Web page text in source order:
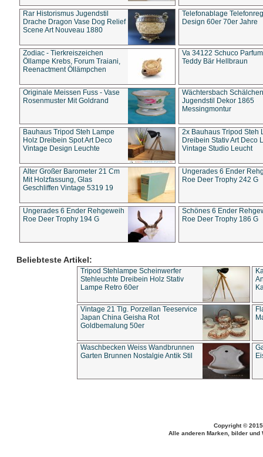
Rar Historismus Jugendstil
Drache Dragon Vase Dog Relief
Scene Art Nouveau 1880
Telefonablage
Design 60er 70er Jahre
Zodiac - Tierkreiszeichen
Öllampe Krebs, Forum Traiani,
Reenactment Öllämpchen
Va 34122 Schuco
Teddy Bär Hellbraun
Originale Meissen Fuss - Vase
Rosenmuster Mit Goldrand
Wächtersbach Schälchen
Jugendstil Dekor 1865
Messingmontur
Bauhaus Tripod Steh Lampe
Holz Dreibein Spot Art Deco
Vintage Design Leuchte
2x Bauhaus Tripod Steh
Dreibein Stativ Art Deco
Vintage Studio Leucht
Alter Großer Barometer 21 Cm
Mit Holzfassung, Glas
Geschliffen Vintage 5319 19
Ungerades 6 Ender
Roe Deer Trophy 242 G
Ungerades 6 Ender Rehgeweih
Roe Deer Trophy 194 G
Schönes 6 Ender
Roe Deer Trophy 186 G
Beliebteste Artikel:
Tripod Stehlampe Scheinwerfer
Stehleuchte Dreibein Holz Stativ
Lampe Retro 60er
Vintage 21 Tlg. Porzellan Teeservice
Japan China Geisha Rot
Goldbemalung 50er
Waschbecken Weiss Wandbrunnen
Garten Brunnen Nostalgie Antik Stil
Copyright ©
Alle anderen Marken, bilder und